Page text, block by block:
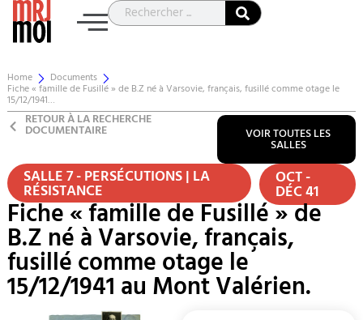
Home Documents
Fiche « famille de Fusillé » de B.Z né à Varsovie, français, fusillé comme otage le
15/12/1941…
RETOUR À LA RECHERCHE
DOCUMENTAIRE VOIR TOUTES LES
SALLES
SALLE 7 - PERSÉCUTIONS | LA
RÉSISTANCE OCT -
DÉC 41
Fiche « famille de Fusillé » de
B.Z né à Varsovie, français,
fusillé comme otage le
15/12/1941 au Mont Valérien.